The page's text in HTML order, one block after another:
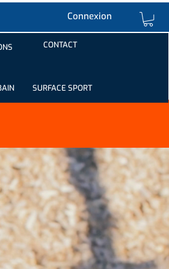
Connexion
CONTACT
SURFACE SPORT